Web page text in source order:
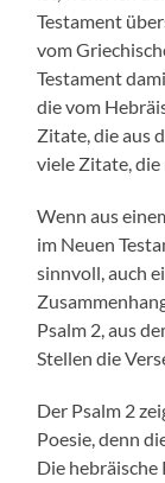
Testament
vom
Testament
die vom
Zitate, die aus
viele Zitate,
Wenn aus
im Neuen
sinnvoll, auch
Psalm 2, aus
Stellen die
Der Psalm 2
Poesie, denn
Die hebräische